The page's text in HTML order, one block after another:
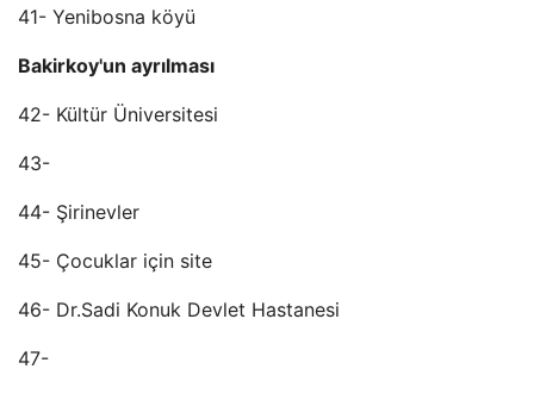
41- Yenibosna köyü
Bakirkoy'un ayrılması
42- Kültür Üniversitesi
43-
44- Şirinevler
45- Çocuklar için site
46- Dr.Sadi Konuk Devlet Hastanesi
47-